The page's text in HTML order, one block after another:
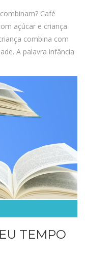
Café
açúcar e criança
combina com
A palavra infância
TEMPO